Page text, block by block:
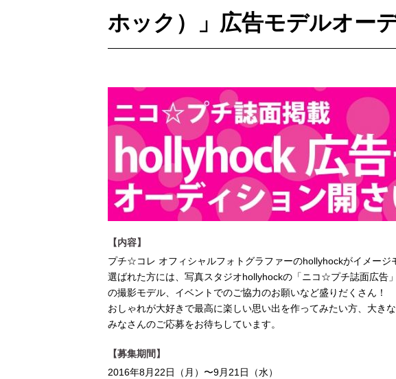
[ 2024年11月8日 ] 「イオンモール多摩平の森」ファッショ
「瞬足」から防水モデル登場 雨の日や
ホック）」広告モデルオー
【内容】
プチ☆コレ オフィシャルフォトグラファーのhollyhockがイメージ
選ばれた方には、写真スタジオhollyhockの「ニコ☆プチ誌面広告
の撮影モデル、イベントでのご協力のお願いなど盛りだくさん！
おしゃれが大好きで最高に楽しい思い出を作ってみたい方、大き
みなさんのご応募をお待ちしています。
【募集期間】
2016年8月22日（月）〜9月21日（水）